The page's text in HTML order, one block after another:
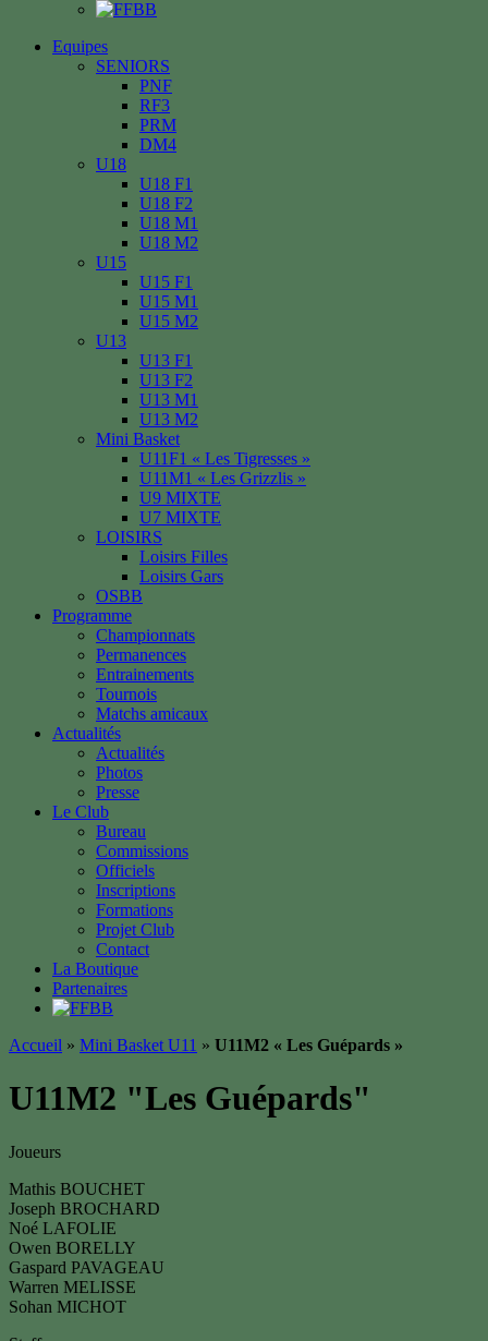
Equipes
SENIORS
PNF
RF3
PRM
DM4
U18
U18 F1
U18 F2
U18 M1
U18 M2
U15
U15 F1
U15 M1
U15 M2
U13
U13 F1
U13 F2
U13 M1
U13 M2
Mini Basket
U11F1 « Les Tigresses »
U11M1 « Les Grizzlis »
U9 MIXTE
U7 MIXTE
LOISIRS
Loisirs Filles
Loisirs Gars
OSBB
Programme
Championnats
Permanences
Entrainements
Tournois
Matchs amicaux
Actualités
Actualités
Photos
Presse
Le Club
Bureau
Commissions
Officiels
Inscriptions
Formations
Projet Club
Contact
La Boutique
Partenaires
Accueil » Mini Basket U11 » U11M2 « Les Guépards »
U11M2 "Les Guépards"
Joueurs
Mathis BOUCHET
Joseph BROCHARD
Noé LAFOLIE
Owen BORELLY
Gaspard PAVAGEAU
Warren MELISSE
Sohan MICHOT